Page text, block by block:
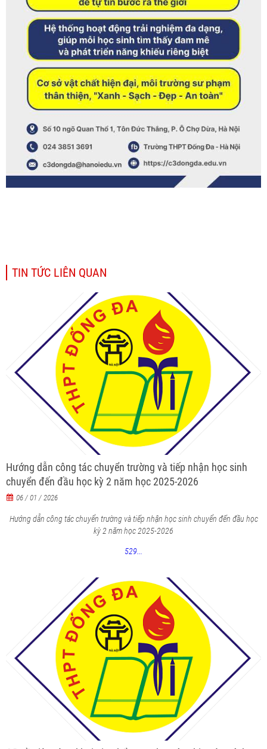
TIN TỨC LIÊN QUAN
Hướng dẫn công tác chuyển trường và tiếp nhận học sinh
chuyển đến đầu học kỳ 2 năm học 2025-2026
06 / 01 / 2026
Hướng dẫn công tác chuyển trường và tiếp nhận học sinh chuyển đến đầu học
kỳ 2 năm học 2025-2026
529...